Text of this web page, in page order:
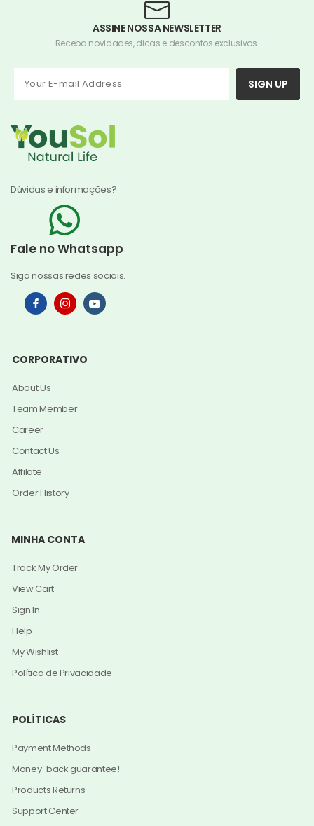
ASSINE NOSSA NEWSLETTER
Receba novidades, dicas e descontos exclusivos.
SIGN UP
Dúvidas e informações?
Fale no Whatsapp
Siga nossas redes sociais.
CORPORATIVO
About Us
Team Member
Career
Contact Us
Affilate
Order History
MINHA CONTA
Track My Order
View Cart
Sign In
Help
My Wishlist
Política de Privacidade
POLÍTICAS
Payment Methods
Money-back guarantee!
Products Returns
Support Center